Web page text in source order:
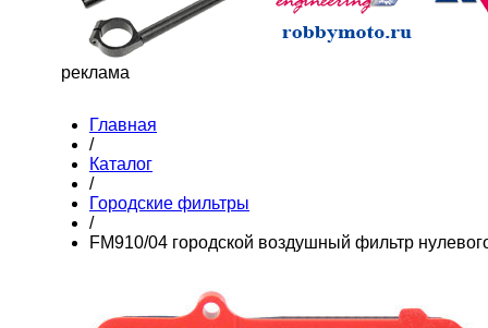
реклама
Главная
/
Каталог
/
Городские фильтры
/
FM910/04 городской воздушный фильтр